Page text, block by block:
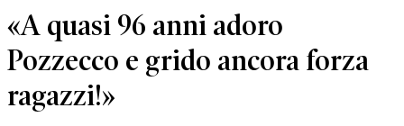
«A quasi 96 anni adoro
Pozzecco e grido ancora forza
ragazzi!»